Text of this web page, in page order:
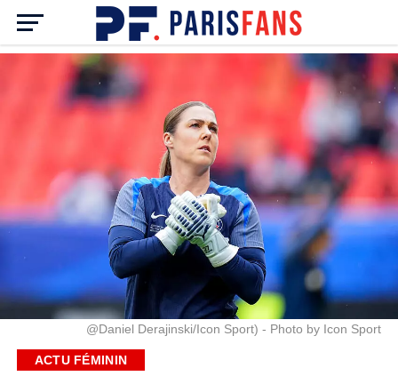
@Daniel Derajinski/Icon Sport) - Photo by Icon Sport
ACTU FÉMININ